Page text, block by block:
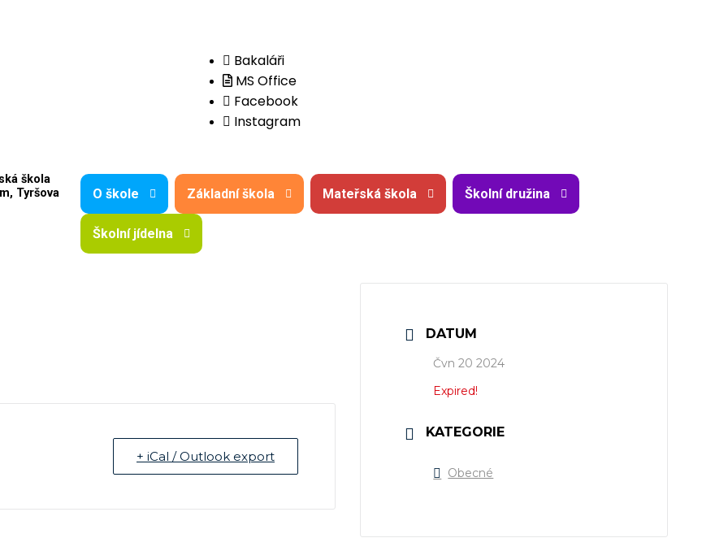
Bakaláři
MS Office
Facebook
Instagram
škola
Tyršova
O škole Základní škola Mateřská škola Školní družina
Školní jídelna
+ iCal / Outlook export
DATUM
Čvn 20 2024
Expired!
KATEGORIE
Obecné